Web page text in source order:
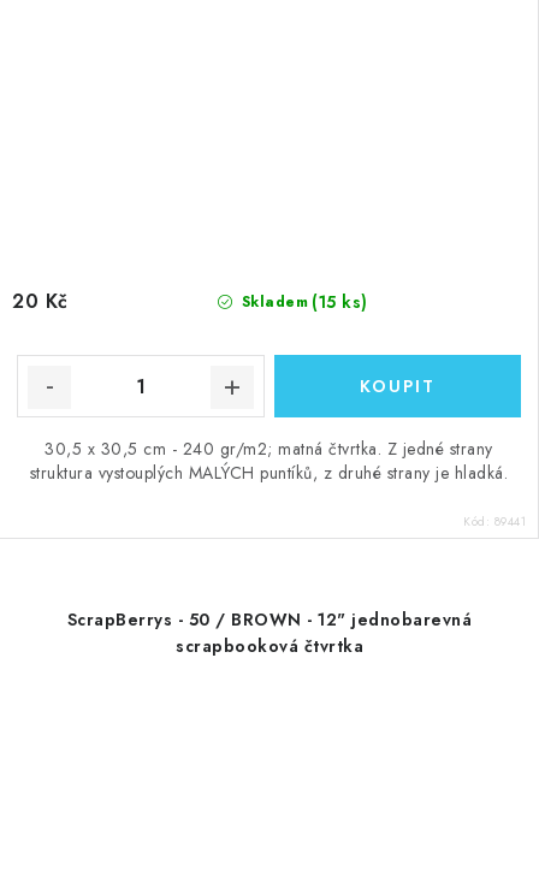
Skladem (15 ks)
20 Kč
30,5 x 30,5 cm - 240 gr/m2; matná čtvrtka. Z jedné strany
struktura vystouplých MALÝCH puntíků, z druhé strany je hladká.
Kód: 89441
ScrapBerrys - 50 / BROWN - 12" jednobarevná
scrapbooková čtvrtka